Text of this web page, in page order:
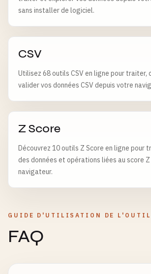
sans installer de logiciel.
CSV
Utilisez 68 outils CSV en ligne pour traiter,
valider vos données CSV depuis votre
Z Score
Découvrez 10 outils Z Score en ligne pour
des données et opérations liées au score
navigateur.
GUIDE D'UTILISATION DE L'OUTIL
FAQ